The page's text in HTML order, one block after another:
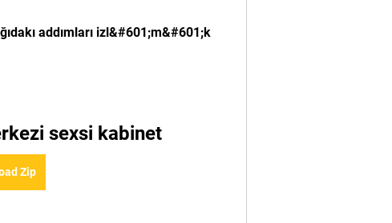
addımları izl&#601;m&#601;k
sexsi kabinet
Zip